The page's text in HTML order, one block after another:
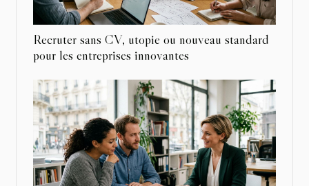
Recruter sans CV, utopie ou nouveau standard
pour les entreprises innovantes